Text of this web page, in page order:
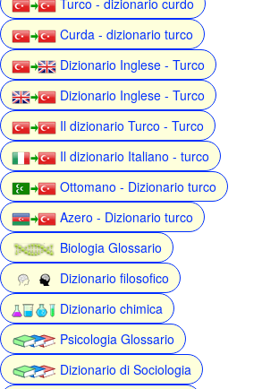
Curda - dizionario turco
Dizionario Inglese - Turco
Dizionario Inglese - Turco
Il dizionario Turco - Turco
Il dizionario Italiano - turco
Ottomano - Dizionario turco
Azero - Dizionario turco
Biologia Glossario
Dizionario filosofico
Dizionario chimica
Psicologia Glossario
Dizionario di Sociologia